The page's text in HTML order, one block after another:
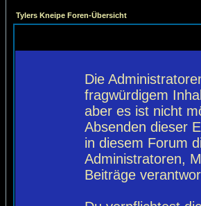
Tylers Kneipe Foren-Übersicht
Die
fragwürdigem
aber es ist nicht
Absenden dieser
in diesem Forum
Administratoren,
Beiträge